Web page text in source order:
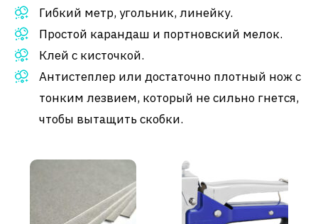
Гибкий метр, угольник, линейку.
Простой карандаш и портновский мелок.
Клей с кисточкой.
Антистеплер или достаточно плотный нож с
тонким лезвием, который не сильно гнется,
чтобы вытащить скобки.